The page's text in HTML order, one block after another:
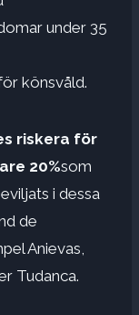
under 35
könsvåld.
riskera för
20%som
​​i dessa
de
Anievas,
Tudanca.